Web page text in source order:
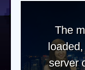
The
server